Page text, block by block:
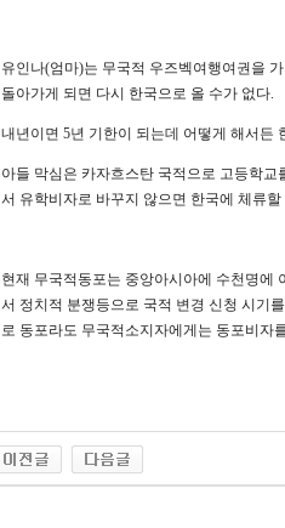
유인나(엄마)는 무국적 우즈벡여행여권을
돌아가게 되면 다시 한국으로 올 수가 없다.
내년이면 5년 기한이 되는데 어떻게 해서든
아들 막심은 카자흐스탄 국적으로 고등학
서 유학비자로 바꾸지 않으면 한국에 체류할
현재 무국적동포는 중앙아시아에 수천명에
서 정치적 분쟁등으로 국적 변경 신청 시기
로 동포라도 무국적소지자에게는 동포비